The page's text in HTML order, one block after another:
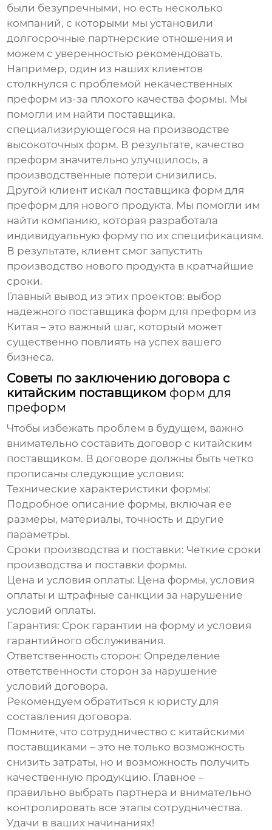
были безупречными, но есть несколько
компаний, с которыми мы установили
долгосрочные партнерские отношения и
можем с уверенностью рекомендовать.
Например, один из наших клиентов
столкнулся с проблемой некачественных
преформ из-за плохого качества формы. Мы
помогли им найти поставщика,
специализирующегося на производстве
высокоточных форм. В результате, качество
преформ значительно улучшилось, а
производственные потери снизились.
Другой клиент искал поставщика форм для
преформ для нового продукта. Мы помогли им
найти компанию, которая разработала
индивидуальную форму по их спецификациям.
В результате, клиент смог запустить
производство нового продукта в кратчайшие
сроки.
Главный вывод из этих проектов: выбор
надежного поставщика форм для преформ из
Китая – это важный шаг, который может
существенно повлиять на успех вашего
бизнеса.
Советы по заключению договора с
китайским поставщиком форм для
преформ
Чтобы избежать проблем в будущем, важно
внимательно составить договор с китайским
поставщиком. В договоре должны быть четко
прописаны следующие условия:
Технические характеристики формы:
Подробное описание формы, включая ее
размеры, материалы, точность и другие
параметры.
Сроки производства и поставки: Четкие сроки
производства и поставки формы.
Цена и условия оплаты: Цена формы, условия
оплаты и штрафные санкции за нарушение
условий оплаты.
Гарантия: Срок гарантии на форму и условия
гарантийного обслуживания.
Ответственность сторон: Определение
ответственности сторон за нарушение
условий договора.
Рекомендуем обратиться к юристу для
составления договора.
Помните, что сотрудничество с китайскими
поставщиками – это не только возможность
снизить затраты, но и возможность получить
качественную продукцию. Главное –
правильно выбрать партнера и внимательно
контролировать все этапы сотрудничества.
Удачи в ваших начинаниях!